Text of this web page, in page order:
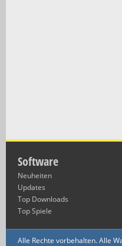
Software
Neuheiten
Updates
Top Downloads
Top Spiele
Alle Rechte vorbehalten. Alle